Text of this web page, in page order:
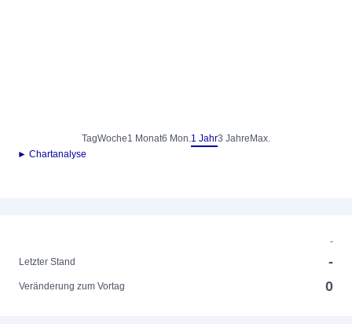
TagWoche1 Monat6 Mon.1 Jahr3 Jahre Max.
► Chartanalyse
-
Letzter Stand
-
Veränderung zum Vortag 0